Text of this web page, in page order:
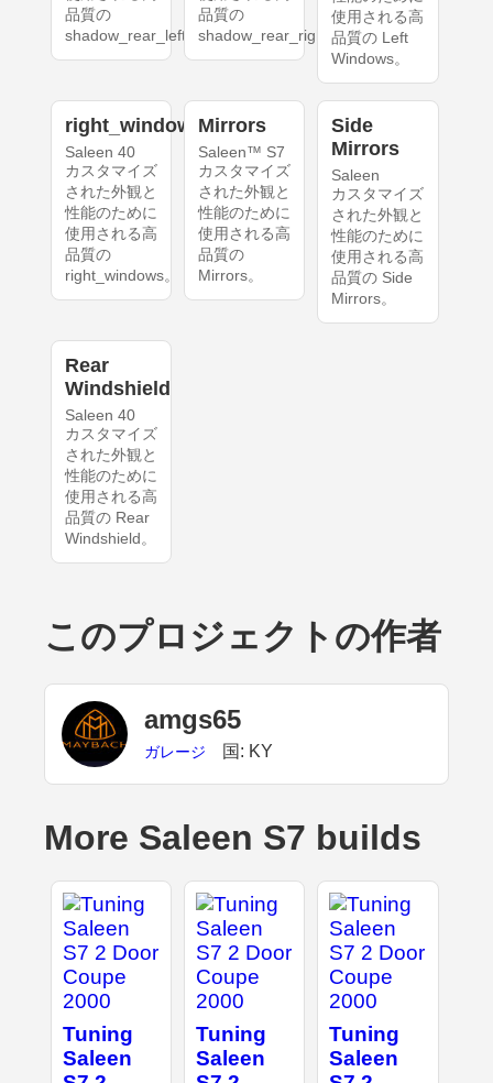
品質の
shadow_rear_left。
品質の
shadow_rear_right。
使用される高
品質の Left
Windows。
right_windows
Saleen 40
カスタマイズ
された外観と
性能のために
使用される高
品質の
right_windows。
Mirrors
Saleen™ S7
カスタマイズ
された外観と
性能のために
使用される高
品質の
Mirrors。
Side
Mirrors
Saleen
カスタマイズ
された外観と
性能のために
使用される高
品質の Side
Mirrors。
Rear
Windshield
Saleen 40
カスタマイズ
された外観と
性能のために
使用される高
品質の Rear
Windshield。
このプロジェクトの作者
amgs65
ガレージ 国: KY
More Saleen S7 builds
Tuning
Saleen
Tuning
Saleen
Tuning
Saleen